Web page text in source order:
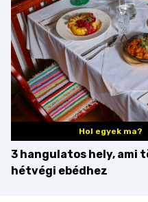
Hol egyek ma?
3 hangulatos hely, ami
hétvégi ebédhez